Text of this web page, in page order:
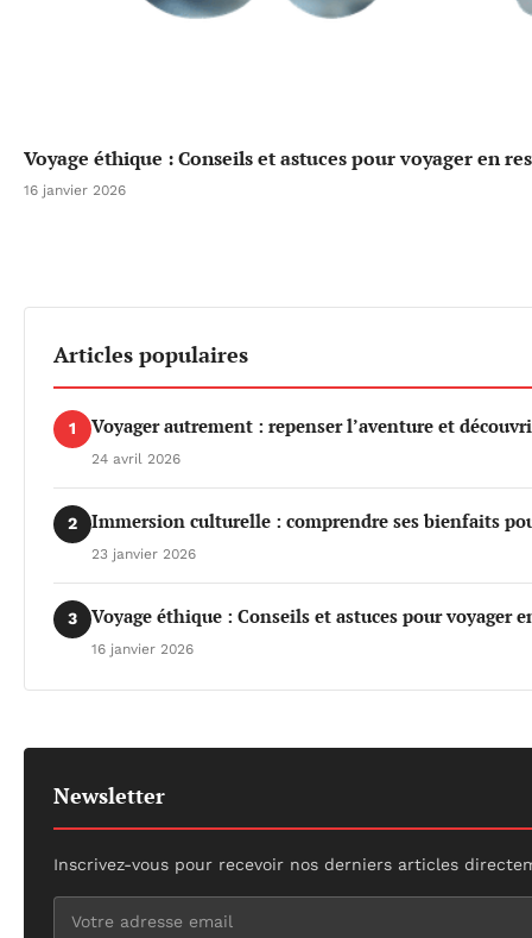
Voyage éthique : Conseils et astuces pour voyager en
16 janvier 2026
Articles populaires
1 Voyager autrement : repenser l’aventure et
24 avril 2026
2 Immersion culturelle : comprendre ses bienfaits
23 janvier 2026
3 Voyage éthique : Conseils et astuces pour voyager
16 janvier 2026
Newsletter
Inscrivez-vous pour recevoir nos derniers articles